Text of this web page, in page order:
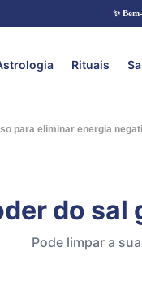
✨
Rituais
para eliminar energia
do sal
Pode limpar a